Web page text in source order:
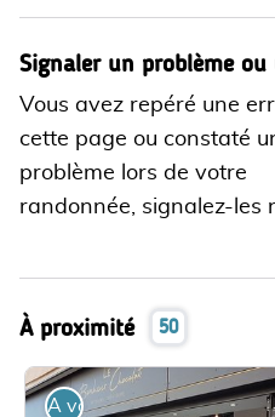
Signaler un problème
Vous avez repéré une
cette page ou constaté
problème lors de votre
randonnée, signalez-les
À proximité 50
A voir